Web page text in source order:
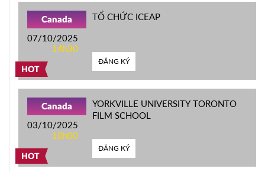
HOT
Canada
07/10/2025
14h30
TỔ CHỨC ICEAP
ĐĂNG KÝ
HOT
Canada
03/10/2025
10h00
YORKVILLE UNIVERSITY TORONTO
FILM SCHOOL
ĐĂNG KÝ